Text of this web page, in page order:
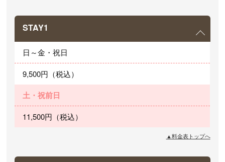
STAY1
日～金・祝日
9,500円（税込）
土・祝前日
11,500円（税込）
▲料金表トップへ